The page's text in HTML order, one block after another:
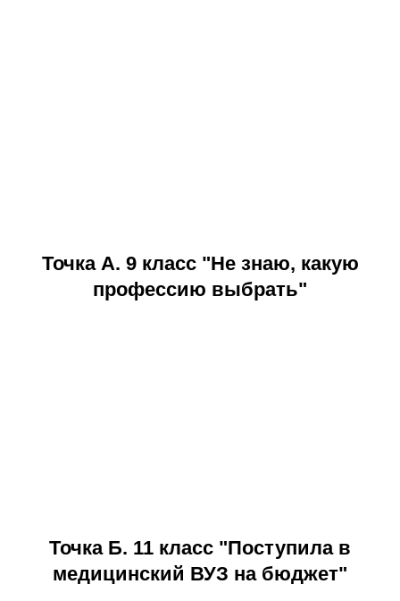
Точка А. 9 класс "Не знаю, какую
профессию выбрать"
Точка Б. 11 класс "Поступила в
медицинский ВУЗ на бюджет"